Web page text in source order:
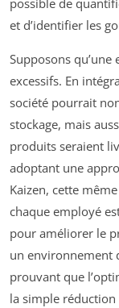
possible de
et d’identifier les
Supposons
excessifs. En
société pourrait
stockage, mais
produits seraient
adoptant une
Kaizen, cette
chaque employé
pour améliorer le
un environnement
prouvant que
la simple